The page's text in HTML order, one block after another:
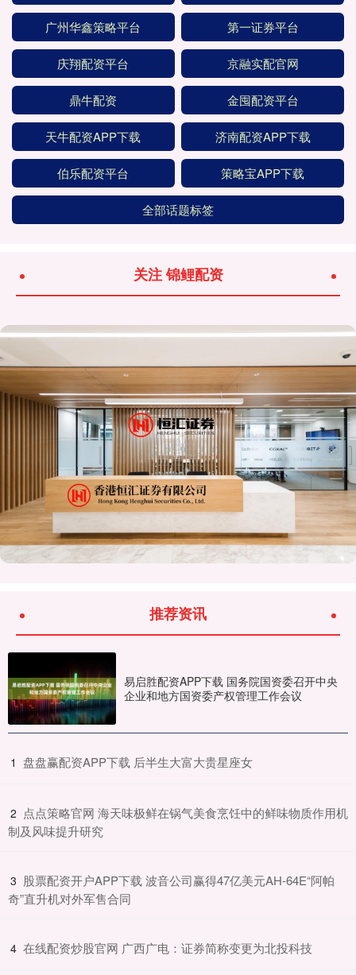
广州华鑫策略平台 第一证券平台
庆翔配资平台 京融实配官网
鼎牛配资 金囤配资平台
天牛配资APP下载 济南配资APP下载
伯乐配资平台 策略宝APP下载
全部话题标签
关注 锦鲤配资
推荐资讯
易启胜配资APP下载 国务院国资委召开中央
企业和地方国资委产权管理工作会议
1 ​盘盘赢配资APP下载 后半生大富大贵星座女
2 ​点点策略官网 海天味极鲜在锅气美食烹饪中的鲜味物质作用机
制及风味提升研究
3 ​股票配资开户APP下载 波音公司赢得47亿美元AH-64E“阿帕
奇”直升机对外军售合同
4 ​在线配资炒股官网 广西广电：证券简称变更为北投科技